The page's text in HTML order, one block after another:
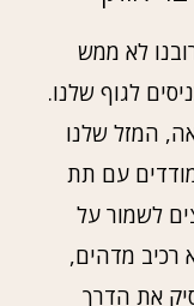
לא ממש
לגוף שלנו.
המזל שלנו
עם תת
לשמור על
רכיב מדהים,
את הדרך